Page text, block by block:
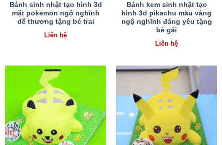
Bánh sinh nhật tạo hình 3d
mặt pokemon ngộ nghĩnh
dễ thương tặng bé trai
Liên hệ
Bánh kem sinh nhật tạo
hình 3d pikachu màu vàng
ngộ nghĩnh đáng yêu tặng
bé gái
Liên hệ